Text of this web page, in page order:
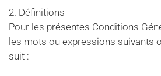
2. Définitions
Pour les présentes Conditions
les mots ou expressions suivants
suit :